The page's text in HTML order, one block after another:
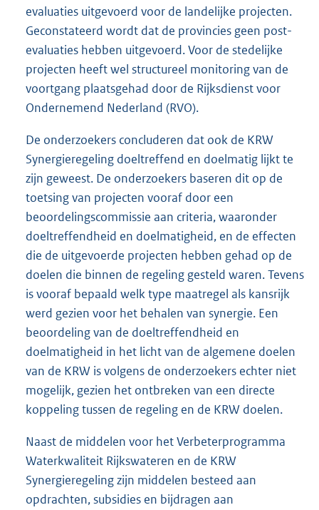
evaluaties uitgevoerd voor de landelijke projecten.
Geconstateerd wordt dat de provincies geen post-
evaluaties hebben uitgevoerd. Voor de stedelijke
projecten heeft wel structureel monitoring van de
voortgang plaatsgehad door de Rijksdienst voor
Ondernemend Nederland (RVO).
De onderzoekers concluderen dat ook de KRW
Synergieregeling doeltreffend en doelmatig lijkt te
zijn geweest. De onderzoekers baseren dit op de
toetsing van projecten vooraf door een
beoordelingscommissie aan criteria, waaronder
doeltreffendheid en doelmatigheid, en de effecten
die de uitgevoerde projecten hebben gehad op de
doelen die binnen de regeling gesteld waren. Tevens
is vooraf bepaald welk type maatregel als kansrijk
werd gezien voor het behalen van synergie. Een
beoordeling van de doeltreffendheid en
doelmatigheid in het licht van de algemene doelen
van de KRW is volgens de onderzoekers echter niet
mogelijk, gezien het ontbreken van een directe
koppeling tussen de regeling en de KRW doelen.
Naast de middelen voor het Verbeterprogramma
Waterkwaliteit Rijkswateren en de KRW
Synergieregeling zijn middelen besteed aan
opdrachten, subsidies en bijdragen aan